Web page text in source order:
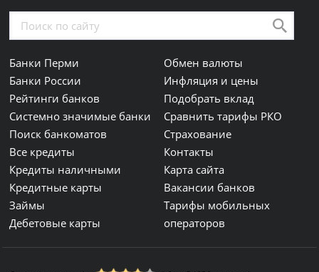
Банки Перми
Банки России
Рейтинги банков
Системно значимые банки
Поиск банкоматов
Все кредиты
Кредиты наличными
Кредитные карты
Займы
Дебетовые карты
Обмен валюты
Инфляция и цены
Подобрать вклад
Сравнить тарифы РКО
Страхование
Контакты
Карта сайта
Вакансии банков
Тарифы мобильных
операторов